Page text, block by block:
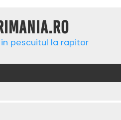
pescuitul la rapitor